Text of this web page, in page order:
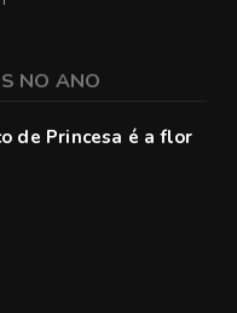
NO ANO
de Princesa é a flor